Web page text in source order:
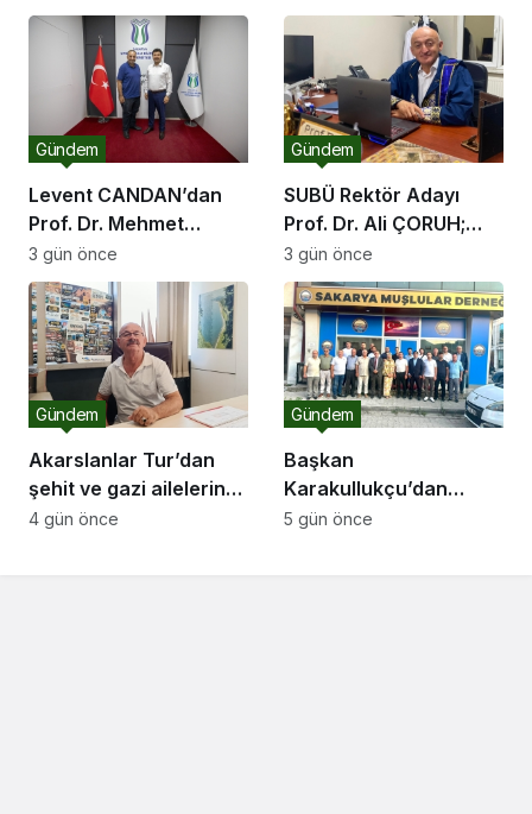
için geri sayım
Levent CANDAN’dan
Prof. Dr. Mehmet
SARIBIYIK’a vefa
ziyareti
Gündem
3 gün önce
SUBÜ Rektör Adayı
Prof. Dr. Ali ÇORUH;
“Sakarya’ya değer
katan bir üniversite
inşa etmek istiyorum”
Gündem
3 gün önce
Akarslanlar Tur’dan
şehit ve gazi ailelerine
anlamlı destek
Gündem
4 gün önce
Başkan
Karakullukçu’dan
Sakarya Muşlular
Gündem
5 gün önce